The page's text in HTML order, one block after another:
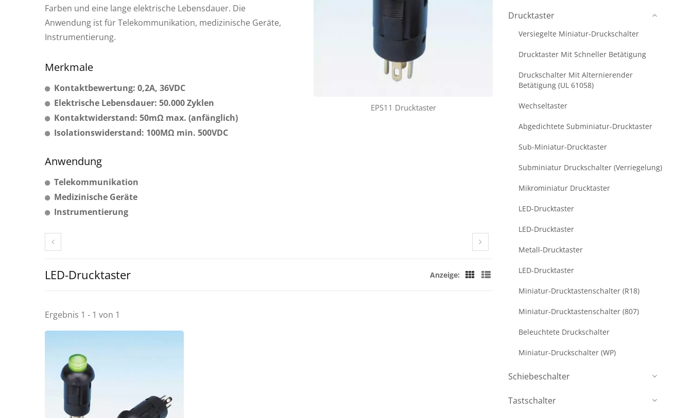
EPS11 Drucktaster
Farben und eine lange elektrische Lebensdauer. Die
Anwendung ist für Telekommunikation, medizinische Geräte,
Instrumentierung.
Merkmale
Kontaktbewertung: 0,2A, 36VDC
Elektrische Lebensdauer: 50.000 Zyklen
Kontaktwiderstand: 50mΩ max. (anfänglich)
Isolationswiderstand: 100MΩ min. 500VDC
Anwendung
Telekommunikation
Medizinische Geräte
Instrumentierung
LED-Drucktaster Anzeige:
Ergebnis 1 - 1 von 1
Drucktaster
Versiegelte Miniatur-Druckschalter
Drucktaster Mit Schneller Betätigung
Druckschalter Mit Alternierender
Betätigung (UL 61058)
Wechseltaster
Abgedichtete Subminiatur-Drucktaster
Sub-Miniatur-Drucktaster
Subminiatur Druckschalter (Verriegelung)
Mikrominiatur Drucktaster
LED-Drucktaster
LED-Drucktaster
Metall-Drucktaster
LED-Drucktaster
Miniatur-Drucktastenschalter (R18)
Miniatur-Drucktastenschalter (807)
Beleuchtete Druckschalter
Miniatur-Druckschalter (WP)
Schiebeschalter
Tastschalter